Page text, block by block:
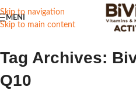
Skip to navigation
Skip to main content
MENI
Tag Archives:
Q10